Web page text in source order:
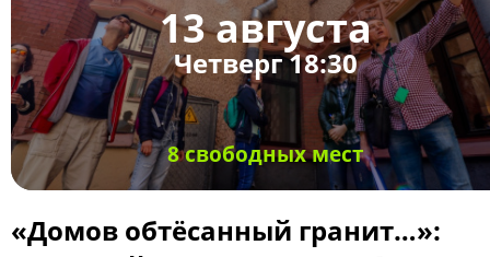
13 августа
Четверг 18:30
8 свободных мест
«Домов обтёсанный гранит…»: